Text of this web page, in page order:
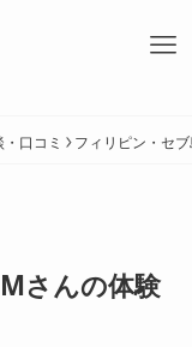
口コミ フィリピン・セ
さんの体験